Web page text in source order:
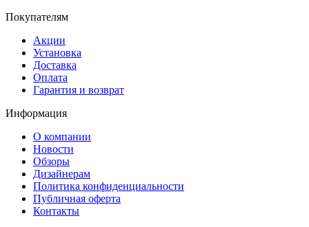
Покупателям
Акции
Установка
Доставка
Оплата
Гарантия и возврат
Информация
О компании
Новости
Обзоры
Дизайнерам
Политика конфиденциальности
Публичная оферта
Контакты